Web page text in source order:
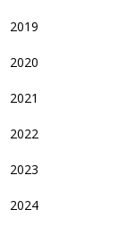
2019
2020
2021
2022
2023
2024